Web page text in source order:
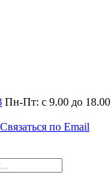
Пн-Пт: с 9.00 до 18.00
Связаться по Email